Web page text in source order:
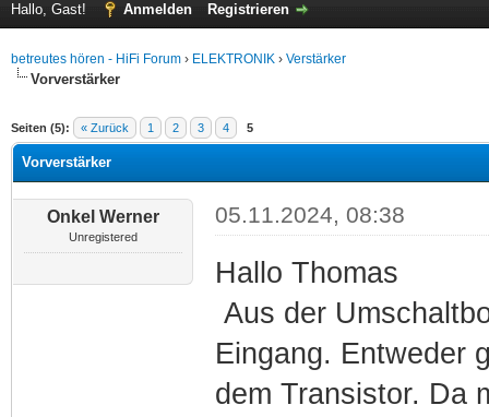
Hallo, Gast! Anmelden Registrieren
betreutes hören - HiFi Forum › ELEKTRONIK › Verstärker
Vorverstärker
Seiten (5): « Zurück 1 2 3 4 5
Vorverstärker
Onkel Werner
Unregistered
05.11.2024, 08:38
Hallo Thomas
Aus der
Eingang. Entweder
dem Transistor. Da